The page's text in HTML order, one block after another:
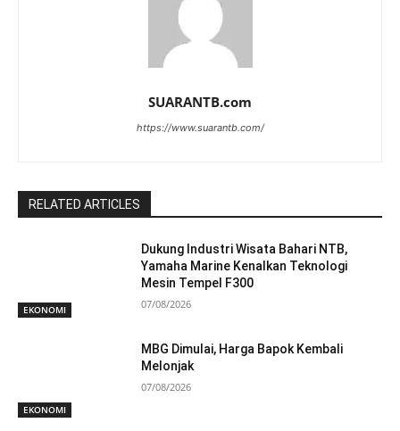
SUARANTB.com
https://www.suarantb.com/
RELATED ARTICLES
EKONOMI
Dukung Industri Wisata Bahari NTB,
Yamaha Marine Kenalkan Teknologi
Mesin Tempel F300
07/08/2026
EKONOMI
MBG Dimulai, Harga Bapok Kembali
Melonjak
07/08/2026